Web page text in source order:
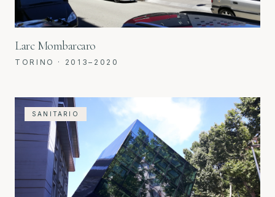
Larc Mombarcaro
TORINO · 2013–2020
SANITARIO